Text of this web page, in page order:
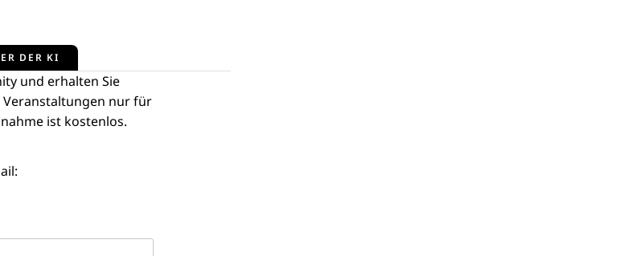
DER KI
und erhalten Sie
Veranstaltungen nur für
ist kostenlos.